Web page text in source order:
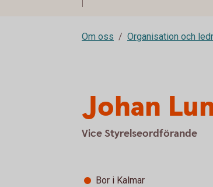
Om oss Organisation och
Johan
Vice Styrelseordförande
Bor i Kalmar